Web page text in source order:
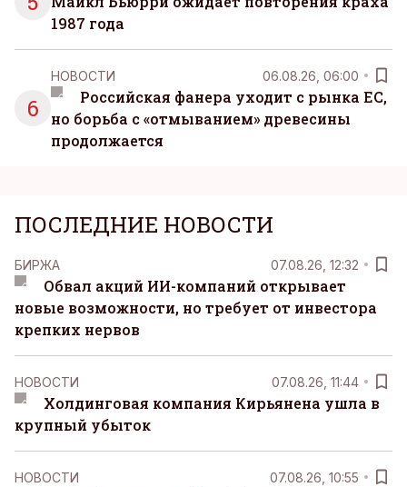
1987 года
6
НОВОСТИ 06.08.26, 06:00
Российская фанера уходит с рынка ЕС,
но борьба с «отмыванием» древесины
продолжается
ПОСЛЕДНИЕ НОВОСТИ
БИРЖА 07.08.26, 12:32
Обвал акций ИИ-компаний открывает
новые возможности, но требует от инвестора
крепких нервов
НОВОСТИ 07.08.26, 11:44
Холдинговая компания Кирьянена ушла в
крупный убыток
НОВОСТИ 07.08.26, 10:55